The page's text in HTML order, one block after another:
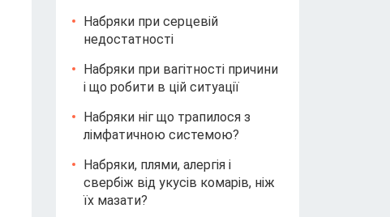
Набряки при серцевій
недостатності
Набряки при вагітності причини
і що робити в цій ситуації
Набряки ніг що трапилося з
лімфатичною системою?
Набряки, плями, алергія і
свербіж від укусів комарів, ніж
їх мазати?